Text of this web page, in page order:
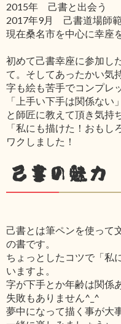
2015年 己書と出会う
2017年9月 己書道場師
現在桑名市を中心に幸座
初めて己書幸座に参加し
て。そしてあったかい気
字も絵も苦手でコンプレ
「上手い下手は関係ない
と師匠に教えて頂き気持
「私にも描けた！おもし
ワクしました！
己書の魅力
己書とは筆ペンを使って
の書です。
ちょっとしたコツで「私
いますよ。
字が下手とか年齢は関係
失敗もありません^_^
夢中になって描く事が大